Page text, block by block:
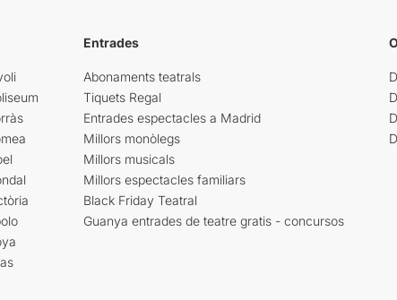
Entrades
Abonaments teatrals
Tiquets Regal
Entrades espectacles a Madrid
Millors monòlegs
Millors musicals
Millors espectacles familiars
Black Friday Teatral
Guanya entrades de teatre gratis - concursos